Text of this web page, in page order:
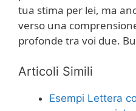
tua stima per lei, ma
verso una
profonde tra voi due.
Articoli Simili
Esempi Lettera